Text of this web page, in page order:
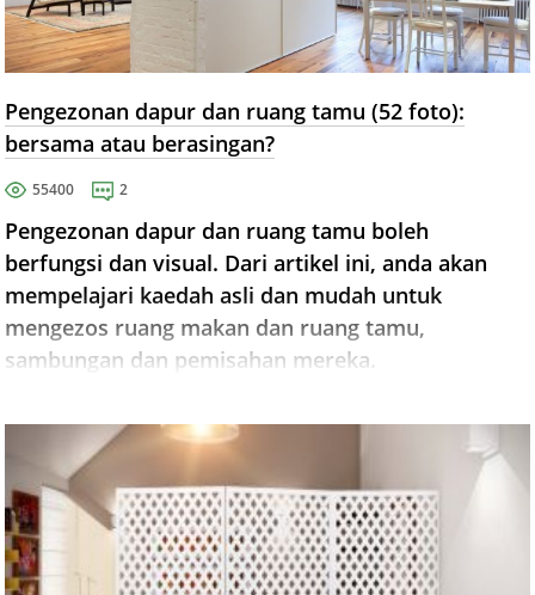
Pengezonan dapur dan ruang tamu (52 foto):
bersama atau berasingan?
55400 2
Pengezonan dapur dan ruang tamu boleh
berfungsi dan visual. Dari artikel ini, anda akan
mempelajari kaedah asli dan mudah untuk
mengezos ruang makan dan ruang tamu,
sambungan dan pemisahan mereka.